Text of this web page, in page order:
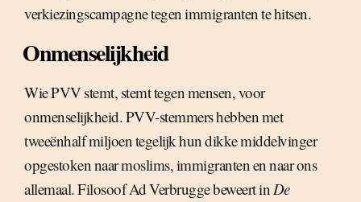
verkiezingscampagne tegen immigranten te hitsen.
Onmenselijkheid
Wie PVV stemt, stemt tegen mensen, voor
onmenselijkheid. PVV-stemmers hebben met
tweeënhalf miljoen tegelijk hun dikke middelvinger
opgestoken naar moslims, immigranten en naar ons
allemaal. Filosoof Ad Verbrugge beweert inDe